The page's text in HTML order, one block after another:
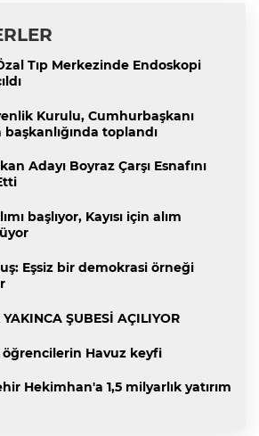
Tıp Merkezinde Endoskopi
Kurulu, Cumhurbaşkanı
başkanlığında toplandı
Adayı Boyraz Çarşı Esnafını
başlıyor, Kayısı için alım
Eşsiz bir demokrasi örneği
YAKINCA ŞUBESİ AÇILIYOR
öğrencilerin Havuz keyfi
Hekimhan'a 1,5 milyarlık yatırım